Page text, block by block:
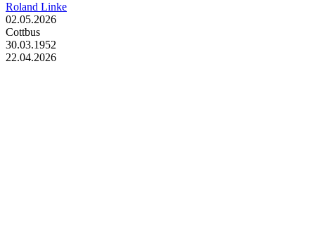
Roland Linke
02.05.2026
Cottbus
30.03.1952
22.04.2026